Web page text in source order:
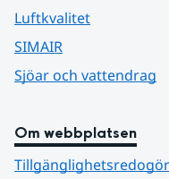
Luftkvalitet
SIMAIR
Sjöar och vattendrag
Om webbplatsen